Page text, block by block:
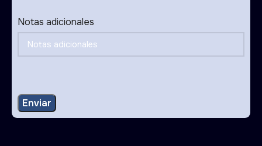
Notas adicionales